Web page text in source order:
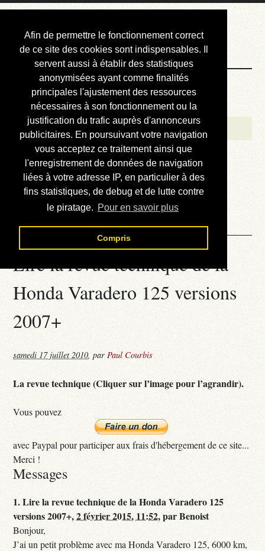
Afin de permettre le fonctionnement correct
de ce site des cookies sont indispensables. Il
servent aussi à établir des statistiques
anonymisées ayant comme finalités
principales l'ajustement des ressources
nécessaires à son fonctionnement ou la
justification du trafic auprès d'annonceurs
publicitaires. En poursuivant votre navigation
vous acceptez ce traitement ainsi que
l'enregistrement de données de navigation
liées à votre adresse IP, en particulier à des
fins statistiques, de debug et de lutte contre
le piratage. Pour en savoir plus
Compris
Courbis, « LE »
Blog Officiel
Bienvenue
Réalisations
Divers (et d’été)
Annonces
Liens externes
Téléchargement
Contact
Lire la revue technique de la
Honda Varadero 125 versions
2007+
samedi 17 juillet 2010,parPaul Courbis
La revue technique (Cliquer sur l’image pour l’agrandir).
Vous pouvez
avec Paypal pour participer aux frais d'hébergement de ce site...
Merci !
Messages
1.Lire la revue technique de la Honda Varadero 125
versions 2007+,2 février 2015, 11:52,parBenoist
Bonjour,
J’ai un petit problème avec ma Honda Varadero 125, 6000 km,